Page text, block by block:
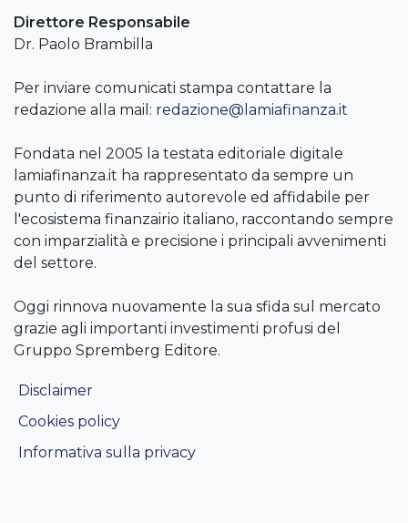
Direttore Responsabile
Dr. Paolo Brambilla
Per inviare comunicati stampa contattare la
redazione alla mail: redazione@lamiafinanza.it
Fondata nel 2005 la testata editoriale digitale
lamiafinanza.it ha rappresentato da sempre un
punto di riferimento autorevole ed affidabile per
l'ecosistema finanzairio italiano, raccontando sempre
con imparzialità e precisione i principali avvenimenti
del settore.
Oggi rinnova nuovamente la sua sfida sul mercato
grazie agli importanti investimenti profusi del
Gruppo Spremberg Editore.
Disclaimer
Cookies policy
Informativa sulla privacy